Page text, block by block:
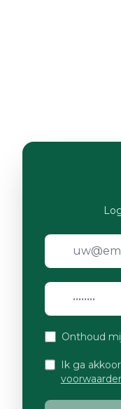
Onthoud
Ik ga